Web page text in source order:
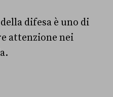
difesa è uno di
attenzione nei